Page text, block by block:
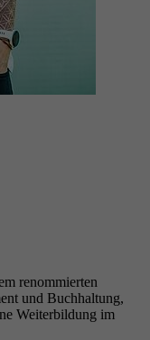
renommierten
und Buchhaltung,
Weiterbildung im